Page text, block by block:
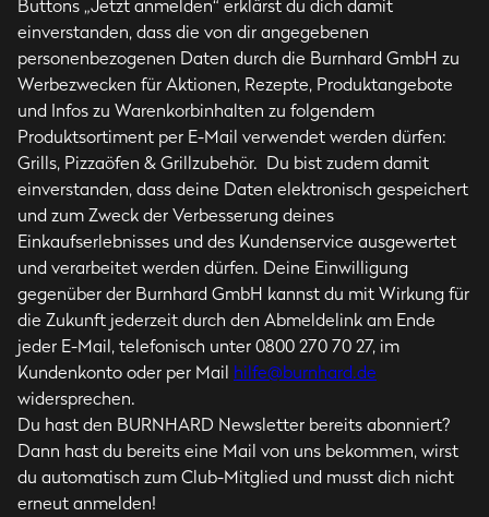
Buttons „Jetzt anmelden“ erklärst du dich damit
einverstanden, dass die von dir angegebenen
personenbezogenen Daten durch die Burnhard GmbH zu
Werbezwecken für Aktionen, Rezepte, Produktangebote
und Infos zu Warenkorbinhalten zu folgendem
Produktsortiment per E-Mail verwendet werden dürfen:
Grills, Pizzaöfen & Grillzubehör. Du bist zudem damit
einverstanden, dass deine Daten elektronisch gespeichert
und zum Zweck der Verbesserung deines
Einkaufserlebnisses und des Kundenservice ausgewertet
und verarbeitet werden dürfen. Deine Einwilligung
gegenüber der Burnhard GmbH kannst du mit Wirkung für
die Zukunft jederzeit durch den Abmeldelink am Ende
jeder E-Mail, telefonisch unter 0800 270 70 27, im
Kundenkonto oder per Mail hilfe@burnhard.de
widersprechen.
Du hast den BURNHARD Newsletter bereits abonniert?
Dann hast du bereits eine Mail von uns bekommen, wirst
du automatisch zum Club-Mitglied und musst dich nicht
erneut anmelden!